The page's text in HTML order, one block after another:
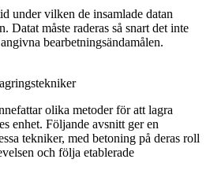
under vilken de insamlade datan
Datat måste raderas så snart det inte
bearbetningsändamålen.
olika metoder för att lagra
enhet. Följande avsnitt ger en
tekniker, med betoning på deras roll
och följa etablerade